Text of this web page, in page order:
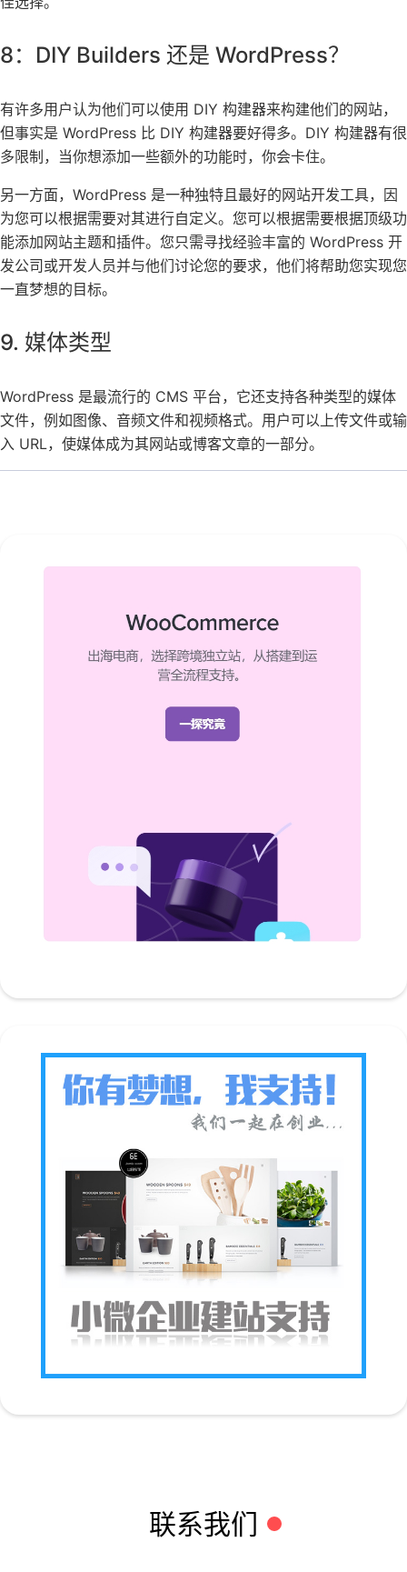
8：DIY Builders 还是 WordPress？
有许多用户认为他们可以使用 DIY 构建器来构建他们的网站，
但事实是 WordPress 比 DIY 构建器要好得多。DIY 构建器有很
多限制，当你想添加一些额外的功能时，你会卡住。
另一方面，WordPress 是一种独特且最好的网站开发工具，因
为您可以根据需要对其进行自定义。您可以根据需要根据顶级功
能添加网站主题和插件。您只需寻找经验丰富的 WordPress 开
发公司或开发人员并与他们讨论您的要求，他们将帮助您实现您
一直梦想的目标。
9. 媒体类型
WordPress 是最流行的 CMS 平台，它还支持各种类型的媒体
文件，例如图像、音频文件和视频格式。用户可以上传文件或输
入 URL，使媒体成为其网站或博客文章的一部分。
联系我们